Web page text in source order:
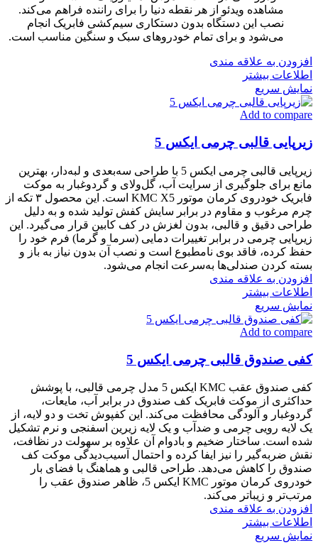
مشاهده ویدئو از هر نقطه دنیا را برای راننده فراهم می‌کند.
نصب این دستگاه بدون دستکاری سیم‌کشی فابریک انجام
می‌شود و برای تمام خودروهای سبک و سنگین مناسب است.
افزودن به علاقه مندی
اطلاعات بیشتر
نمایش سریع
Add to compare
زیرپایی قالبی چرمی ایکس 5
زیرپایی قالبی چرمی ایکس 5 با طراحی سه‌بعدی و لبه‌دار، بهترین
مانع برای جلوگیری از سرایت آب، گل‌ولای و گردوغبار به موکت
فابریک خودروی کرمان موتور KMC X5 است. این محصول ۳ تکه از
چرم مرغوب و مقاوم در برابر سایش کفش تولید شده و به دلیل
طراحی دقیق و قالبی، بدون لغزش در کف کابین قرار می‌گیرد. این
زیرپایی چرمی در برابر تغییرات دمایی (سرما و گرما) فرم خود را
حفظ کرده، فاقد بوی نامطبوع است و نصب آن بدون نیاز به باز و
بسته کردن صندلی‌ها به‌سرعت انجام می‌شود.
افزودن به علاقه مندی
اطلاعات بیشتر
نمایش سریع
Add to compare
کفی صندوق قالبی چرمی ایکس 5
کفی صندوق عقب KMC ایکس 5 مدل چرمی قالبی، با پوشش
حداکثری از موکت فابریک کف صندوق در برابر آب، مایعات،
گردوغبار و آلودگی محافظت می‌کند. این کفپوش تخت و دو لایه، از
یک لایه رویی چرمی و ضدآب و یک لایه زیرین اسفنجی و نرم تشکیل
شده است. ساختار ضخیم و بادوام آن علاوه بر سهولت در نظافت،
نقش ضربه‌گیر را نیز ایفا کرده و احتمال آسیب‌دیدگی موکت کف
صندوق را کاهش می‌دهد. طراحی قالبی و هماهنگ با فضای بار
خودروی کرمان موتور KMC ایکس 5، ظاهر صندوق عقب را
مرتب‌تر و زیباتر می‌کند.
افزودن به علاقه مندی
اطلاعات بیشتر
نمایش سریع